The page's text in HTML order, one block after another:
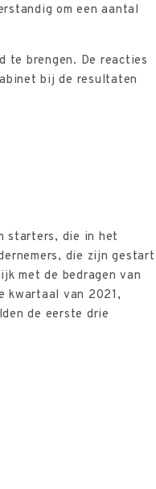
om een aantal
te brengen. De reacties
bij de resultaten
starters, die in het
die zijn gestart
met de bedragen van
kwartaal van 2021,
de eerste drie